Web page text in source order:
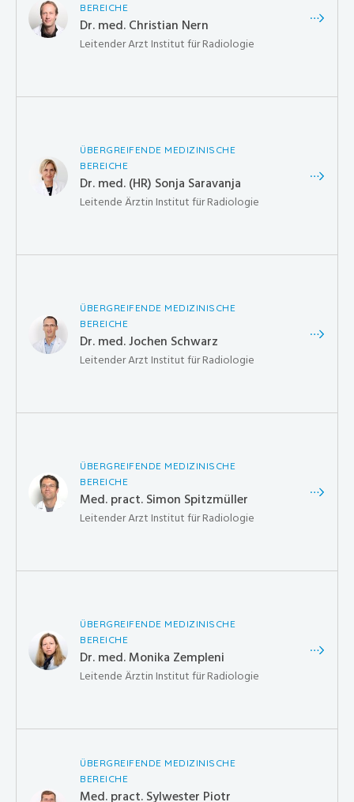
BEREICHE
Dr. med. Christian Nern
Leitender Arzt Institut für Radiologie
ÜBERGREIFENDE MEDIZINISCHE
BEREICHE
Dr. med. (HR) Sonja Saravanja
Leitende Ärztin Institut für Radiologie
ÜBERGREIFENDE MEDIZINISCHE
BEREICHE
Dr. med. Jochen Schwarz
Leitender Arzt Institut für Radiologie
ÜBERGREIFENDE MEDIZINISCHE
BEREICHE
Med. pract. Simon Spitzmüller
Leitender Arzt Institut für Radiologie
ÜBERGREIFENDE MEDIZINISCHE
BEREICHE
Dr. med. Monika Zempleni
Leitende Ärztin Institut für Radiologie
ÜBERGREIFENDE MEDIZINISCHE
BEREICHE
Med. pract. Sylwester Piotr